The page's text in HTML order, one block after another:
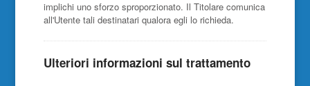
implichi uno sforzo sproporzionato. Il Titolare comunica
all'Utente tali destinatari qualora egli lo richieda.
Ulteriori informazioni sul trattamento